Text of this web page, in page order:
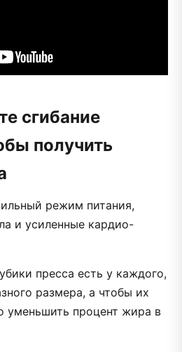
сгибание
получить
режим питания,
и усиленные кардио-
пресса есть у каждого,
размера, а чтобы их
уменьшить процент жира в